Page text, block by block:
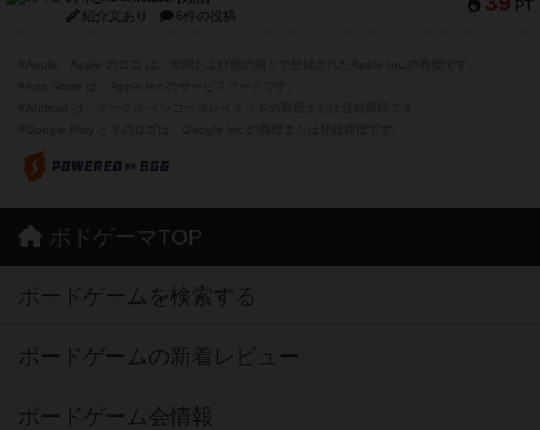
PT
紹介文あり 6件の投稿
ボドゲーマTOP
ボードゲームを検索する
ボードゲームの新着レビュー
ボードゲーム会情報